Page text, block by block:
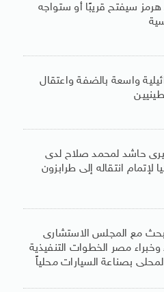
سيفتح قريبًا أو ستواجه
واسعة بالضفة واعتقال
حاشد لمحمد صلاح لدى
لإتمام انتقاله إلى طرابزون
مع المجلس الاستشارى
وخبراء مصر الخطوات التنفيذية
بصناعة السيارات محلياً